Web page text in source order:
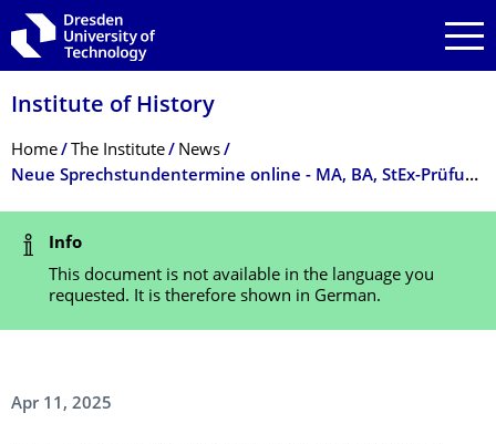
Skip to main navigation
Skip to search
Skip to content
Institute of History
Breadcrumb Menu
Home The Institute
News
Neue Sprechstundentermine online - MA, BA, StEx-Prüfungen Prof. Ziegler und Dr. Kästner
Status Message
Info
This document is not available in the language you
requested. It is therefore shown in German.
Apr 11, 2025